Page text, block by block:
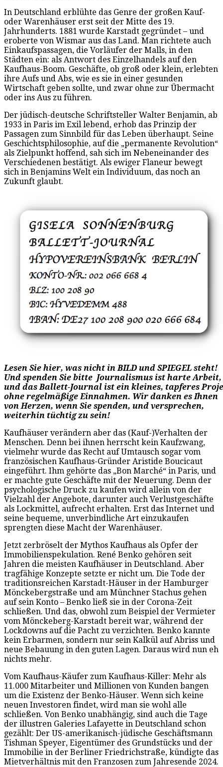
In Deutschland erblühte das Genre der großen Kauf-
oder Warenhäuser erst seit der Mitte des 19.
Jahrhunderts. 1881 wurde Karstadt gegründet – und
eroberte von Wismar aus das Land. Man richtete auch
Einkaufspassagen, die Vorläufer der Malls, in den
Städten ein: als Antwort des Einzelhandels auf den
Kaufhaus-Boom. Geschäfte, ob groß oder klein, erlebten
ihre Aufs und Abs, wie es sie in einer gesunden
Wirtschaft geben sollte, und zwar ohne zur Übermacht
oder ins Aus zu führen.
Der jüdisch-deutsche Schriftsteller Walter Benjamin, ab
1933 in Paris im Exil lebend, erhob das Prinzip der
Passagen zum Sinnbild für das Leben überhaupt. Seine
Geschichtsphilosophie, auf die „permanente Revolution“
als Zielpunkt hoffend, sah sich im Nebeneinander des
Verschiedenen bestätigt. Als ewiger Flaneur bewegt
sich in Benjamins Welt ein Individuum, das noch an
Zukunft glaubt.
Lesen Sie hier, was nicht in BILD und SPIEGEL steht!
Und spenden Sie bitte Journalismus ist harte Arbeit,
und das Ballett-Journal ist ein kleines, tapferes
ohne regelmäßige Einnahmen. Wir danken es Ihnen
von Herzen, wenn Sie spenden, und versprechen,
weiterhin tüchtig zu sein!
Kaufhäuser verändern aber das (Kauf-)Verhalten der
Menschen. Denn bei ihnen herrscht kein Kaufzwang,
vielmehr wurde das Recht auf Umtausch sogar vom
französischen Kaufhaus-Gründer Aristide Boucicaut
eingeführt. Ihm gehörte das „Bon Marché“ in Paris, und
er machte gute Geschäfte mit der Neuerung. Denn der
psychologische Druck zu kaufen wird allein von der
Vielzahl der Angebote, darunter auch Verlustgeschäfte
als Lockmittel, aufrecht erhalten. Erst das Internet und
seine bequeme, unverbindliche Art einzukaufen
sprengten diese Macht der Warenhäuser.
Jetzt zerbröselt der Mythos Kaufhaus als Opfer der
Immobilienspekulation. René Benko gehören seit
Jahren die meisten Kaufhäuser in Deutschland. Aber
tragfähige Konzepte setzte er nicht um. Die Tode der
traditionsreichen Karstadt-Häuser in der Hamburger
Mönckebergstraße und am Münchner Stachus gehen
auf sein Konto – Benko ließ sie in der Corona-Zeit
schließen. Und das, obwohl zum Beispiel der Vermieter
vom Mönckeberg-Karstadt bereit war, während der
Lockdowns auf die Pacht zu verzichten. Benko kannte
kein Erbarmen, sondern nur sein Kalkül auf Abriss und
neue Bebauung in den guten Lagen. Daraus wird nun eh
nichts mehr.
Vom Kaufhaus-Käufer zum Kaufhaus-Killer: Mehr als
11.000 Mitarbeiter und Millionen von Kunden bangen
um die Existenz der Benko-Häuser. Wenn sich keine
neuen Investoren findet, wird man sie wohl alle
schließen. Von Benko unabhängig, sind auch die Tage
der illustren Galeries Lafayette in Deutschland schon
gezählt: Der US-amerikanisch-jüdische Geschäftsmann
Tishman Speyer, Eigentümer des Grundstücks und der
Immobilie in der Berliner Friedrichstraße, kündigte das
Mietverhältnis mit den Franzosen zum Jahresende 2024.